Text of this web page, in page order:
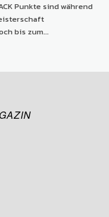
Punkte sind während
bis zum...